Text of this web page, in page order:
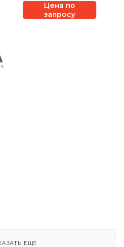
Цена по
запросу
ЕЩЕ